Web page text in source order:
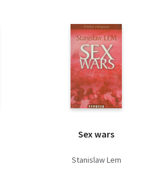
Sex wars
Stanislaw Lem